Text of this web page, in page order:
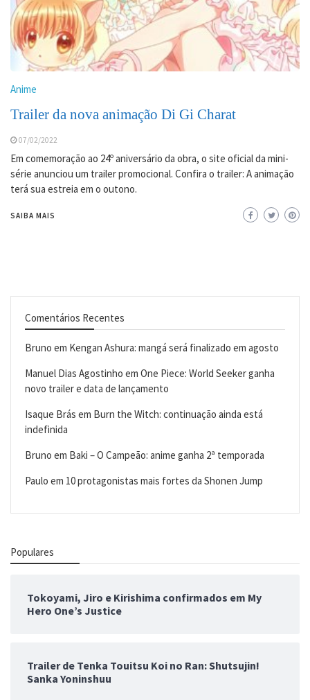
Anime
Trailer da nova animação Di Gi Charat
07/02/2022
Em comemoração ao 24º aniversário da obra, o site oficial da mini-
série anunciou um trailer promocional. Confira o trailer: A animação
terá sua estreia em o outono.
SAIBA MAIS
Comentários Recentes
Bruno em Kengan Ashura: mangá será finalizado em agosto
Manuel Dias Agostinho em One Piece: World Seeker ganha
novo trailer e data de lançamento
Isaque Brás em Burn the Witch: continuação ainda está
indefinida
Bruno em Baki – O Campeão: anime ganha 2ª temporada
Paulo em 10 protagonistas mais fortes da Shonen Jump
Populares
Tokoyami, Jiro e Kirishima confirmados em My
Hero One’s Justice
Trailer de Tenka Touitsu Koi no Ran: Shutsujin!
Sanka Yoninshuu